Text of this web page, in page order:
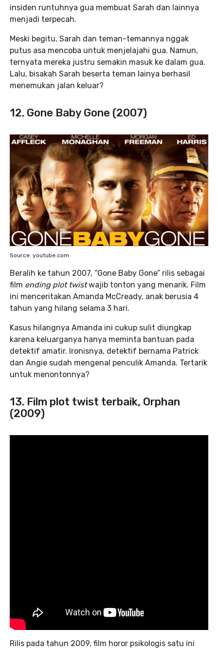
insiden runtuhnya gua membuat Sarah dan lainnya
menjadi terpecah.
Meski begitu, Sarah dan teman-temannya nggak
putus asa mencoba untuk menjelajahi gua. Namun,
ternyata mereka justru semakin masuk ke dalam gua.
Lalu, bisakah Sarah beserta teman lainya berhasil
menemukan jalan keluar?
12. Gone Baby Gone (2007)
Source: youtube.com
Beralih ke tahun 2007, “Gone Baby Gone” rilis sebagai
film ending plot twistwajib tonton yang menarik. Film
ini menceritakan Amanda McCready, anak berusia 4
tahun yang hilang selama 3 hari.
Kasus hilangnya Amanda ini cukup sulit diungkap
karena keluarganya hanya meminta bantuan pada
detektif amatir. Ironisnya, detektif bernama Patrick
dan Angie sudah mengenal penculik Amanda. Tertarik
untuk menontonnya?
13. Film plot twist terbaik, Orphan
(2009)
Rilis pada tahun 2009, film horor psikologis satu ini